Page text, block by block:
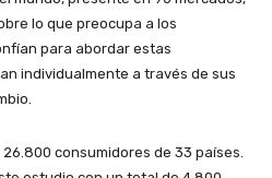
lo que preocupa a los
para abordar estas
individualmente a través de sus
consumidores de 33 países.